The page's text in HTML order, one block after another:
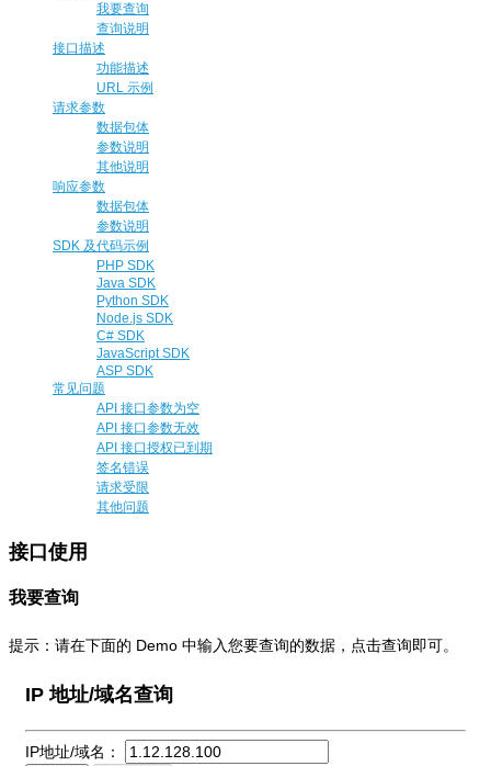
我要查询
查询说明
接口描述
功能描述
URL 示例
请求参数
数据包体
参数说明
其他说明
响应参数
数据包体
参数说明
SDK 及代码示例
PHP SDK
Java SDK
Python SDK
Node.js SDK
C# SDK
JavaScript SDK
ASP SDK
常见问题
API 接口参数为空
API 接口参数无效
API 接口授权已到期
签名错误
请求受限
其他问题
接口使用
我要查询
提示：请在下面的 Demo 中输入您要查询的数据，点击查询即可。
IP 地址/域名查询
IP地址/域名：